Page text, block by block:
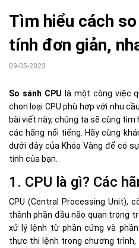
Tìm hiểu cách
tính đơn giản,
09-05-2023
So sánh CPU là một công việc
chọn loại CPU phù hợp với nhu
bài viết này, chúng ta sẽ cùng tìm
các hãng nổi tiếng. Hãy cùng
dưới đây của Khóa Vàng để có
tính của bạn.
1. CPU là gì? Các
CPU (Central Processing Unit),
thành phần đầu não quan trọng
xử lý lệnh từ phần cứng và
thực thi lệnh trong chương